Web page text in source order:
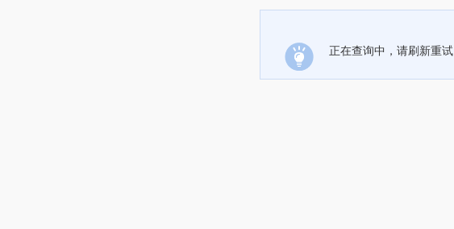
正在查询中，请刷新重试